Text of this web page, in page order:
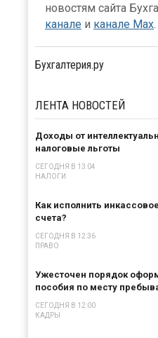
новостям сайта
канале и канале Max.
Бухгалтерия.ру
ЛЕНТА НОВОСТЕЙ
Доходы от
налоговые льготы
СЕГОДНЯ В 13:04
НАЛОГИ
Как исполнить
счета?
СЕГОДНЯ В 12:36
ПРАВО
Ужесточен порядок
пособия по месту
СЕГОДНЯ В 12:00
КАДРЫ